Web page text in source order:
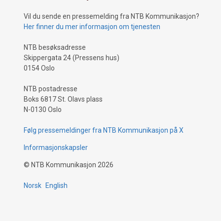
Vil du sende en pressemelding fra NTB Kommunikasjon?
Her finner du mer informasjon om tjenesten
NTB besøksadresse
Skippergata 24 (Pressens hus)
0154 Oslo
NTB postadresse
Boks 6817 St. Olavs plass
N-0130 Oslo
Følg pressemeldinger fra NTB Kommunikasjon på X
Informasjonskapsler
© NTB Kommunikasjon 2026
Norsk English